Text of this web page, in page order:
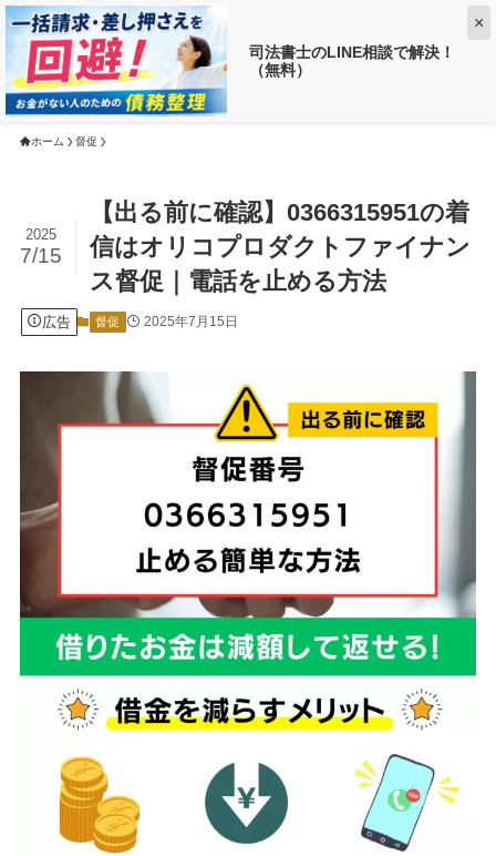
司法書士のLINE相談で解決！
（無料）
×
【返済がお得に!?】 借金がいくら減るか調べる ➡
ホーム 督促
【出る前に確認】0366315951の着
信はオリコプロダクトファイナン
ス督促｜電話を止める方法
2025
7/15
広告 督促 2025年7月15日